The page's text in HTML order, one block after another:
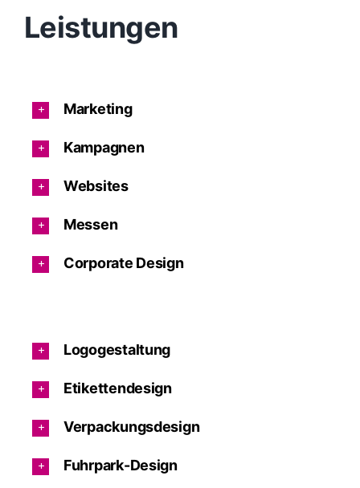
Leistungen
Marketing
Kampagnen
Websites
Messen
Corporate Design
Logogestaltung
Etikettendesign
Verpackungsdesign
Fuhrpark-Design